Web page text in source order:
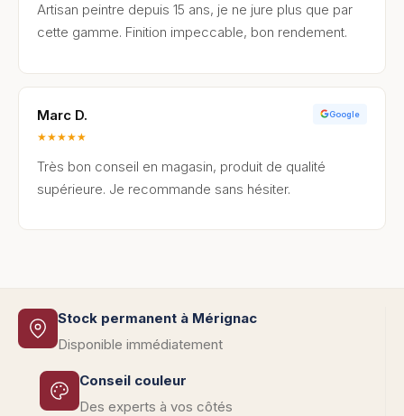
Artisan peintre depuis 15 ans, je ne jure plus que par
cette gamme. Finition impeccable, bon rendement.
Marc D.
★★★★★
Google
Très bon conseil en magasin, produit de qualité
supérieure. Je recommande sans hésiter.
Stock permanent à Mérignac
Disponible immédiatement
Conseil couleur
Des experts à vos côtés